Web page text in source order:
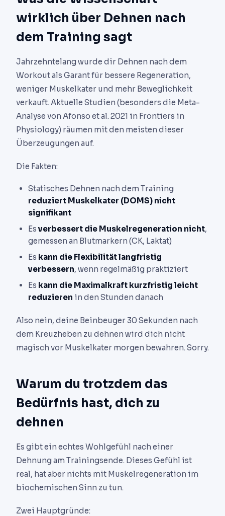
wirklich über Dehnen nach
dem Training sagt
Jahrzehntelang wurde dir Dehnen nach dem
Workout als Garant für bessere Regeneration,
weniger Muskelkater und mehr Beweglichkeit
verkauft. Aktuelle Studien (besonders die Meta-
Analyse von Afonso et al. 2021 in Frontiers in
Physiology) räumen mit den meisten dieser
Überzeugungen auf.
Die Fakten:
Statisches Dehnen nach dem Training
reduziert Muskelkater (DOMS) nicht
signifikant
Esverbessert die Muskelregeneration nicht,
gemessen an Blutmarkern (CK, Laktat)
Es kann die Flexibilität langfristig
verbessern, wenn regelmäßig praktiziert
Es kann die Maximalkraft kurzfristig leicht
reduzieren in den Stunden danach
Also nein, deine Beinbeuger 30 Sekunden nach
dem Kreuzheben zu dehnen wird dich nicht
magisch vor Muskelkater morgen bewahren. Sorry.
Warum du trotzdem das
Bedürfnis hast, dich zu
dehnen
Es gibt ein echtes Wohlgefühl nach einer
Dehnung am Trainingsende. Dieses Gefühl ist
real, hat aber nichts mit Muskelregeneration im
biochemischen Sinn zu tun.
Zwei Hauptgründe: